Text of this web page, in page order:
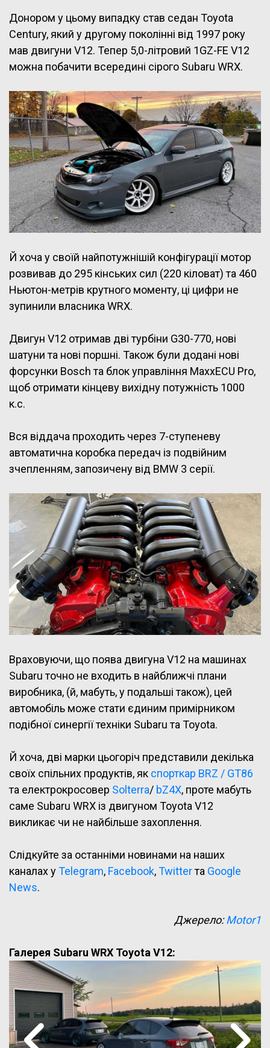
Донором у цьому випадку став седан Toyota
Century, який у другому поколінні від 1997 року
мав двигуни V12. Тепер 5,0-літровий 1GZ-FE V12
можна побачити всередині сірого Subaru WRX.
Й хоча у своїй найпотужнішій конфігурації мотор
розвивав до 295 кінських сил (220 кіловат) та 460
Ньютон-метрів крутного моменту, ці цифри не
зупинили власника WRX.
Двигун V12 отримав дві турбіни G30-770, нові
шатуни та нові поршні. Також були додані нові
форсунки Bosch та блок управління MaxxECU Pro,
щоб отримати кінцеву вихідну потужність 1000
к.с.
Вся віддача проходить через 7-ступеневу
автоматична коробка передач із подвійним
зчепленням, запозичену від BMW 3 серії.
Враховуючи, що поява двигуна V12 на машинах
Subaru точно не входить в найближчі плани
виробника, (й, мабуть, у подальші також), цей
автомобіль може стати єдиним примірником
подібної синергії техніки Subaru та Toyota.
Й хоча, дві марки цьогоріч представили декілька
своїх спільних продуктів, як спорткар BRZ / GT86
та електрокросовер Solterra/ bZ4X, проте мабуть
саме Subaru WRX із двигуном Toyota V12
викликає чи не найбільше захоплення.
Слідкуйте за останніми новинами на наших
каналах уTelegram, Facebook,Twitterта Google
News.
Джерело:Motor1
Галерея Subaru WRX Toyota V12: